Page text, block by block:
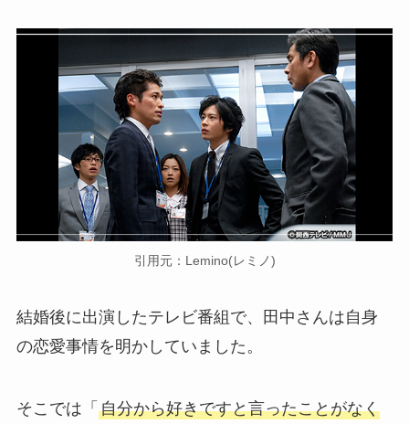
引用元：Lemino(レミノ)
結婚後に出演したテレビ番組で、田中さんは自身
の恋愛事情を明かしていました。
そこでは「 自分から好きですと言ったことがなく